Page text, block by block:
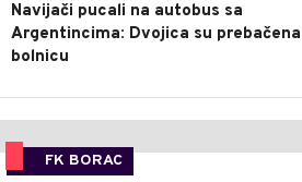
Navijači pucali na autobus sa
Argentincima: Dvojica su
bolnicu
FK BORAC